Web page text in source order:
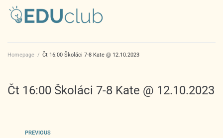
Homepage / Čt 16:00 Školáci 7-8 Kate @ 12.10.2023
Čt 16:00 Školáci 7-8 Kate @ 12.10.2023
PREVIOUS